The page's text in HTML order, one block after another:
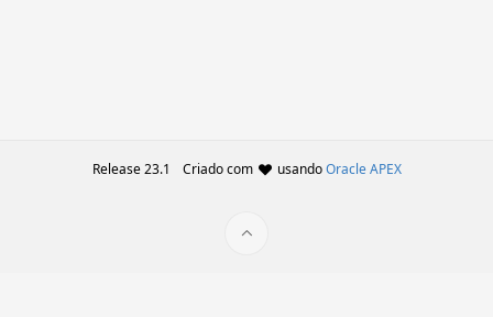
Release 23.1 Criado com usandoOracle APEX